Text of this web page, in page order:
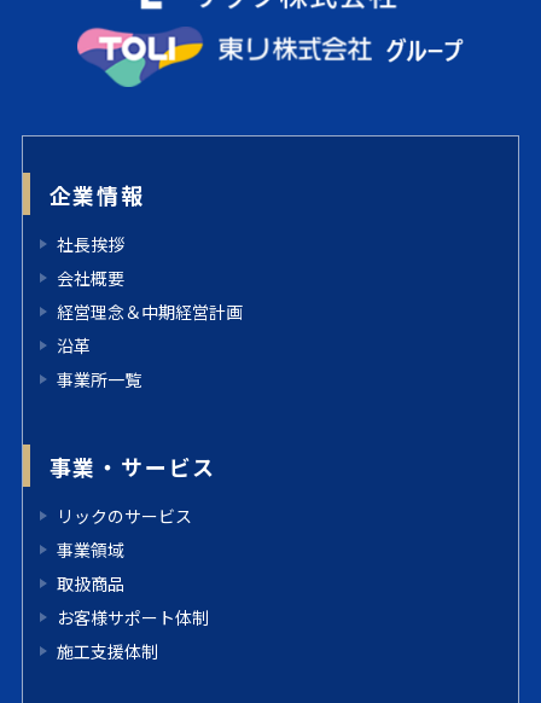
企業情報
社長挨拶
会社概要
経営理念＆中期経営計画
沿革
事業所一覧
事業・サービス
リックのサービス
事業領域
取扱商品
お客様サポート体制
施工支援体制